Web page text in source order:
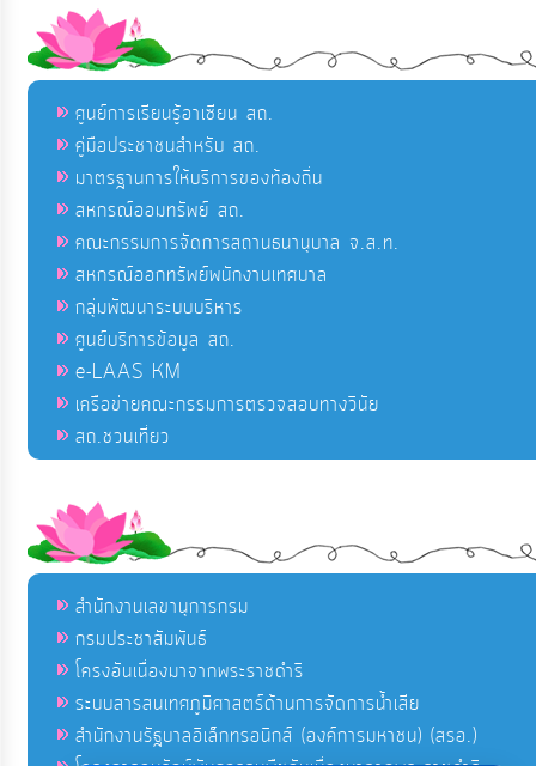
ศูนย์การเรียนรู้อาเซียน สถ.
คู่มือประชาชนสำหรับ สถ.
มาตรฐานการให้บริการของท้องถิ่น
สหกรณ์ออมทรัพย์ สถ.
คณะกรรมการจัดการสถานธนานุบาล จ.ส.ท.
สหกรณ์ออกทรัพย์พนักงานเทศบาล
กลุ่มพัฒนาระบบบริหาร
ศูนย์บริการข้อมูล สถ.
e-LAAS KM
เครือข่ายคณะกรรมการตรวจสอบทางวินัย
สถ.ชวนเที่ยว
สำนักงานเลขานุการกรม
กรมประชาสัมพันธ์
โครงอันเนื่องมาจากพระราชดำริ
ระบบสารสนเทศภูมิศาสตร์ด้านการจัดการน้ำเสีย
สำนักงานรัฐบาลอิเล็กทรอนิกส์ (องค์การมหาชน) (สรอ.)